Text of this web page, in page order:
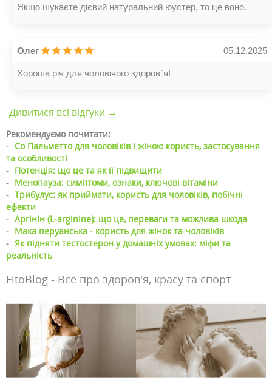
Якщо шукаєте дієвий натуральний юустер, то це воно.
Олег 05.12.2025
Хороша річ для чоловічого здоров`я!
Дивитися всі відгуки →
Рекомендуємо почитати:
- Со Пальметто для чоловіків і жінок: користь, застосування
та особливості
- Потенція: що це та як її підвищити
- Менопауза: симптоми, ознаки, ключові вітаміни
- Трибулус: як приймати, користь для чоловіків, побічні
ефекти
- Аргінін (L-arginine): що це, переваги та можлива шкода
- Мака перуанська - користь для жінок та чоловіків
- Як підняти тестостерон у домашніх умовах: міфи та
реальність
FitoBlog - Все про здоров'я, красу та спорт